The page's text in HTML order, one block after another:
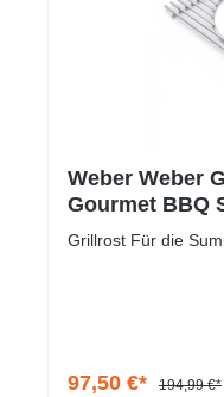
Weber Weber
Gourmet BBQ
Grillrost Für
97,50 €* 194,99 €*